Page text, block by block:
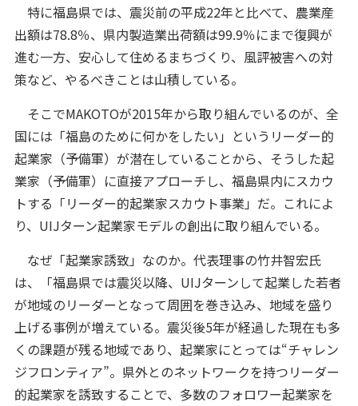
特に福島県では、震災前の平成22年と比べて、農業産
出額は78.8％、県内製造業出荷額は99.9％にまで復興が
進む一方、安心して住めるまちづくり、風評被害への対
策など、やるべきことは山積している。
そこでMAKOTOが2015年から取り組んでいるのが、全
国には「福島のために何かをしたい」というリーダー的
起業家（予備軍）が潜在していることから、そうした起
業家（予備軍）に直接アプローチし、福島県内にスカウ
トする「リーダー的起業家スカウト事業」だ。これによ
り、UIJターン起業家モデルの創出に取り組んでいる。
なぜ「起業家誘致」なのか。代表理事の竹井智宏氏
は、「福島県では震災以降、UIJターンして起業した若者
が地域のリーダーとなって周囲を巻き込み、地域を盛り
上げる事例が増えている。震災後5年が経過した現在も多
くの課題が残る地域であり、起業家にとっては“チャレン
ジフロンティア”。県外とのネットワークを持つリーダー
的起業家を誘致することで、多数のフォロワー起業家を